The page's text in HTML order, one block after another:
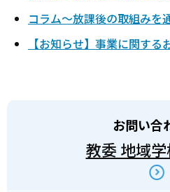
コラム～放課後の取組みを
【お知らせ】事業に関する
お問い合
教委 地域